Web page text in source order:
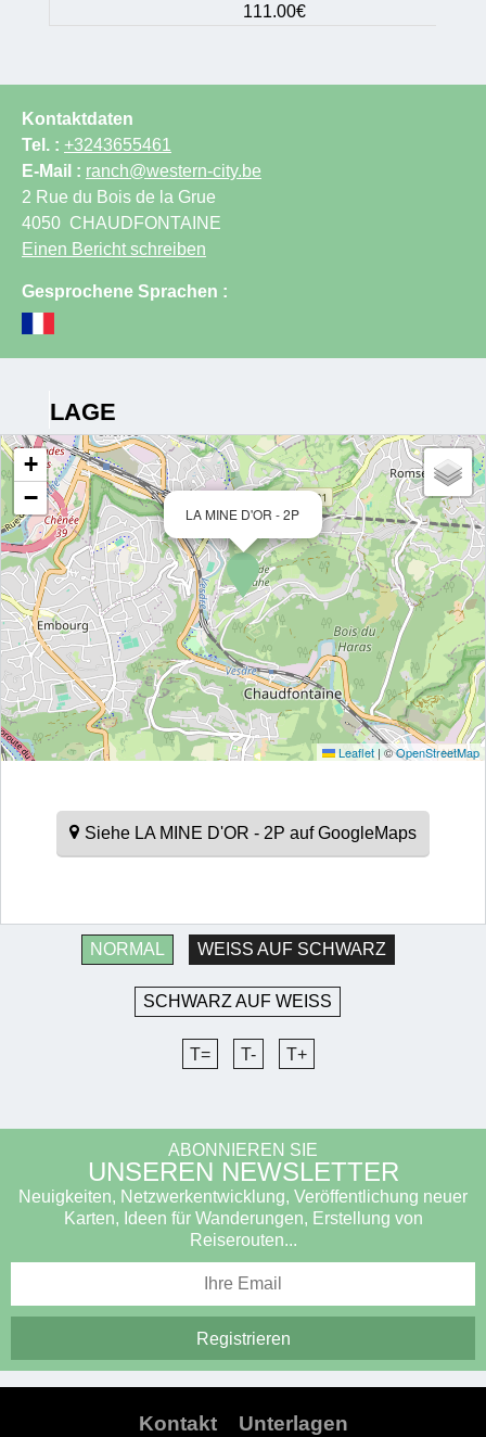
111.00€
Kontaktdaten
Tel. : +3243655461
E-Mail : ranch@western-city.be
2 Rue du Bois de la Grue
4050 CHAUDFONTAINE
Einen Bericht schreiben
Gesprochene Sprachen :
LAGE
LA MINE D'OR - 2P
+
−
Leaflet|©OpenStreetMap
Siehe LA MINE D'OR - 2P auf GoogleMaps
NORMAL WEISS AUF SCHWARZ
SCHWARZ AUF WEISS
T= T- T+
ABONNIEREN SIE
UNSEREN NEWSLETTER
Neuigkeiten, Netzwerkentwicklung, Veröffentlichung neuer
Karten, Ideen für Wanderungen, Erstellung von
Reiserouten...
Kontakt Unterlagen